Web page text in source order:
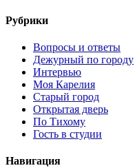
Рубрики
Вопросы и ответы
Дежурный по городу
Интервью
Моя Карелия
Старый город
Открытая дверь
По Тихому
Гость в студии
Навигация